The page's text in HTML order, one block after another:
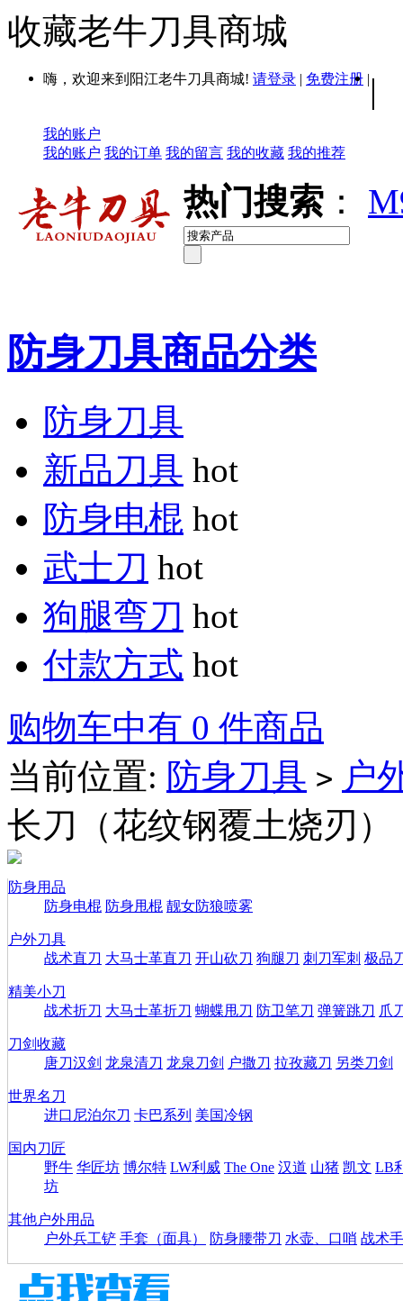
收藏老牛刀具商城
嗨，欢迎来到阳江老牛刀具商城! 请登录 | 免费注册 | |
我的账户
我的账户 我的订单 我的留言 我的收藏 我的推荐
热门搜索 ：
防身刀具商品分类
防身刀具
新品刀具 hot
防身电棍 hot
武士刀 hot
狗腿弯刀 hot
付款方式 hot
购物车中有 0 件商品
当前位置: 防身刀具 > 户
长刀（花纹钢覆土烧刃）
防身用品
防身电棍 防身甩棍 靓女防狼喷雾
户外刀具
战术直刀 大马士革直刀 开山砍刀 狗腿刀 刺刀军刺 极品
精美小刀
战术折刀 大马士革折刀 蝴蝶甩刀 防卫笔刀 弹簧跳刀 爪
刀剑收藏
唐刀汉剑 龙泉清刀 龙泉刀剑 户撒刀 拉孜藏刀 另类刀剑
世界名刀
进口尼泊尔刀 卡巴系列 美国冷钢
国内刀匠
野牛 华匠坊 博尔特 LW利威 The One 汉道 山猪 凯文 LB
坊
其他户外用品
户外兵工铲 手套（面具） 防身腰带刀 水壶、口哨 战术